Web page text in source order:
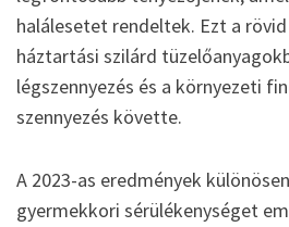
halálesetet rendeltek. Ezt a
háztartási szilárd
légszennyezés és a környezeti
szennyezés követte.
A 2023-as eredmények
gyermekkori sérülékenységet